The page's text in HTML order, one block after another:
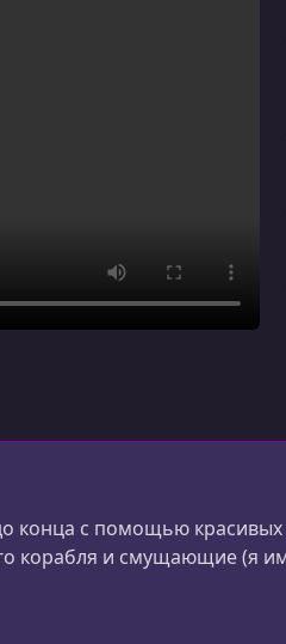
конца с помощью
корабля и смущающие (я